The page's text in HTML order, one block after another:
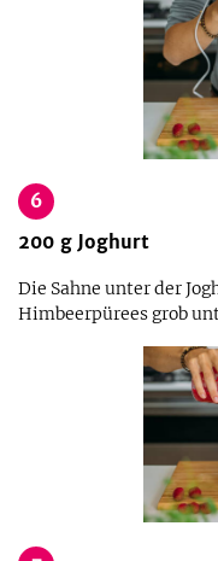
6
200 g Joghurt
Die Sahne unter der
Himbeerpürees grob